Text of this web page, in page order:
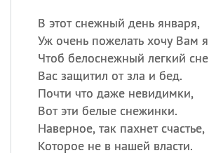
В этот снежный день января,
Уж очень пожелать хочу Вам
Чтоб белоснежный легкий
Вас защитил от зла и бед.
Почти что даже невидимки,
Вот эти белые снежинки.
Наверное, так пахнет счастье,
Которое не в нашей власти.